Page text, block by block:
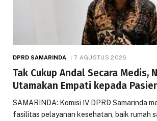
DPRD SAMARINDA 7 AGUSTUS 2026
Tak Cukup Andal Secara Medis,
Utamakan Empati kepada
SAMARINDA: Komisi IV DPRD Samarinda
fasilitas pelayanan kesehatan, baik rumah